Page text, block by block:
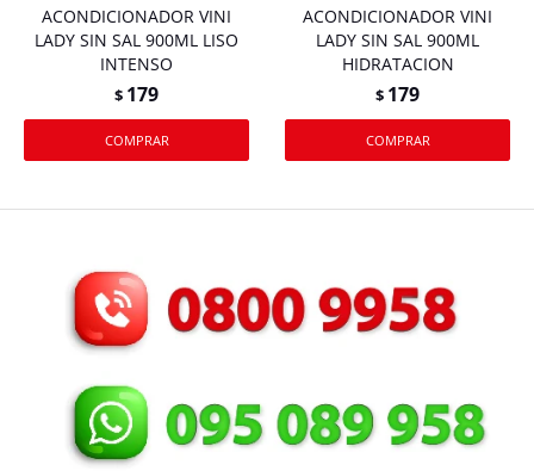
ACONDICIONADOR VINI
LADY SIN SAL 900ML LISO
INTENSO
$ 179
ACONDICIONADOR VINI
LADY SIN SAL 900ML
HIDRATACION
$ 179